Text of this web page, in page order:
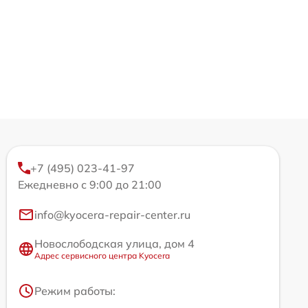
+7 (495) 023-41-97
Ежедневно с 9:00 до 21:00
info@kyocera-repair-center.ru
Новослободская улица, дом 4
Адрес сервисного центра Kyocera
Режим работы: